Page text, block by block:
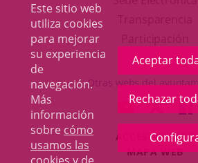
Este sitio web
utiliza cookies
para mejorar
su experiencia
de
navegación.
Más
información
sobre cómo
usamos las
Aceptar
Rechazar
en
una
Otras webs del
ENLACE
A
UNA
APLICACIÓN
A
UNA
ACCESIBILIDAD
MAPA WEB